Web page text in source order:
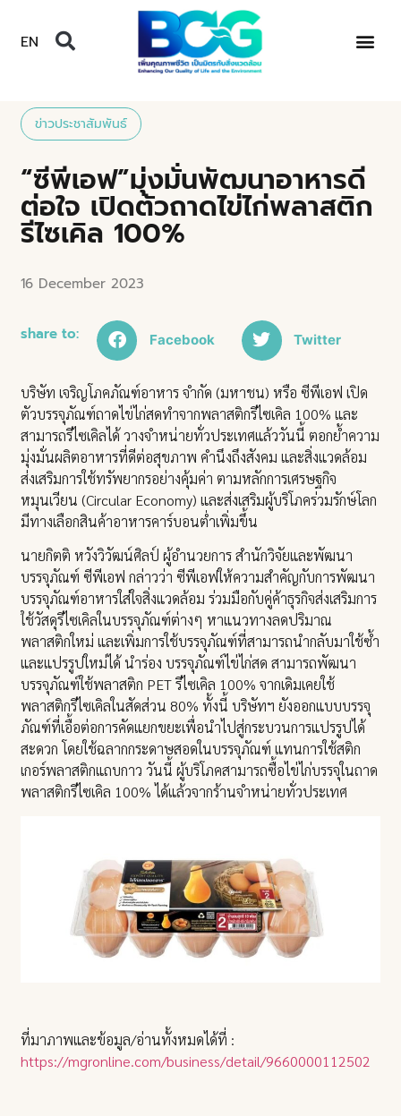
EN
ข่าวประชาสัมพันธ์
“ซีพีเอฟ”มุ่งมั่นพัฒนาอาหารดี
ต่อใจ เปิดตัวถาดไข่ไก่พลาสติก
รีไซเคิล 100%
16 December 2023
share to: Facebook Twitter
บริษัท เจริญโภคภัณฑ์อาหาร จำกัด (มหาชน) หรือ ซีพีเอฟ เปิด
ตัวบรรจุภัณฑ์ถาดไข่ไก่สดทำจากพลาสติกรีไซเคิล 100% และ
สามารถรีไซเคิลได้ วางจำหน่ายทั่วประเทศแล้ววันนี้ ตอกย้ำความ
มุ่งมั่นผลิตอาหารที่ดีต่อสุขภาพ คำนึงถึงสังคม และสิ่งแวดล้อม
ส่งเสริมการใช้ทรัพยากรอย่างคุ้มค่า ตามหลักการเศรษฐกิจ
หมุนเวียน (Circular Economy) และส่งเสริมผู้บริโภคร่วมรักษ์โลก
มีทางเลือกสินค้าอาหารคาร์บอนต่ำเพิ่มขึ้น
นายกิตติ หวังวิวัฒน์ศิลป์ ผู้อำนวยการ สำนักวิจัยและพัฒนา
บรรจุภัณฑ์ ซีพีเอฟ กล่าวว่า ซีพีเอฟให้ความสำคัญกับการพัฒนา
บรรจุภัณฑ์อาหารใส่ใจสิ่งแวดล้อม ร่วมมือกับคู่ค้าธุรกิจส่งเสริมการ
ใช้วัสดุรีไซเคิลในบรรจุภัณฑ์ต่างๆ หาแนวทางลดปริมาณ
พลาสติกใหม่ และเพิ่มการใช้บรรจุภัณฑ์ที่สามารถนำกลับมาใช้ซ้ำ
และแปรรูปใหม่ได้ นำร่อง บรรจุภัณฑ์ไข่ไก่สด สามารถพัฒนา
บรรจุภัณฑ์ใช้พลาสติก PET รีไซเคิล 100% จากเดิมเคยใช้
พลาสติกรีไซเคิลในสัดส่วน 80% ทั้งนี้ บริษัทฯ ยังออกแบบบรรจุ
ภัณฑ์ที่เอื้อต่อการคัดแยกขยะเพื่อนำไปสู่กระบวนการแปรรูปได้
สะดวก โดยใช้ฉลากกระดาษสอดในบรรจุภัณฑ์ แทนการใช้สติก
เกอร์พลาสติกแถบกาว วันนี้ ผู้บริโภคสามารถซื้อไข่ไก่บรรจุในถาด
พลาสติกรีไซเคิล 100% ได้แล้วจากร้านจำหน่ายทั่วประเทศ
ที่มาภาพและข้อมูล/อ่านทั้งหมดได้ที่ :
https://mgronline.com/business/detail/9660000112502